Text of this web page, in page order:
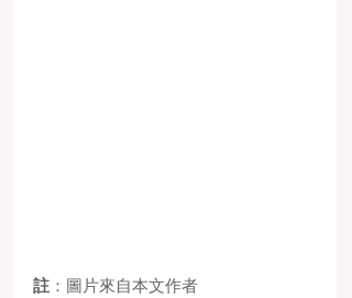
註 ：圖片來自本文作者